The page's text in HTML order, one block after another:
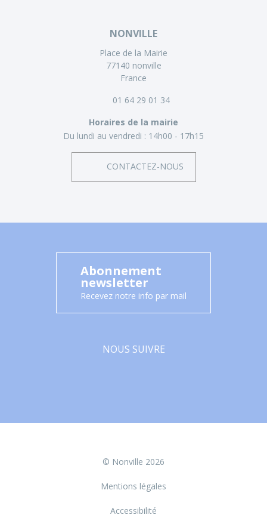
NONVILLE
Place de la Mairie
77140 nonville
France
01 64 29 01 34
Horaires de la mairie
Du lundi au vendredi : 14h00 - 17h15
CONTACTEZ-NOUS
Abonnement
newsletter
Recevez notre info par mail
NOUS SUIVRE
© Nonville 2026
Mentions légales
Accessibilité